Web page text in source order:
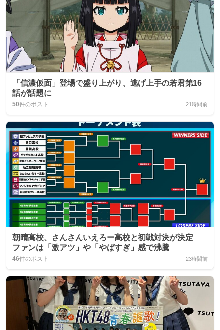
「信濃仮面」登場で盛り上がり、逃げ上手の若君第16
話が話題に
50件のポスト 21時間前
朝晴高校、さんさんいえろー高校と初戦対決が決定
ファンは「激アツ」や「やばすぎ」感で沸騰
46件のポスト 23時間前